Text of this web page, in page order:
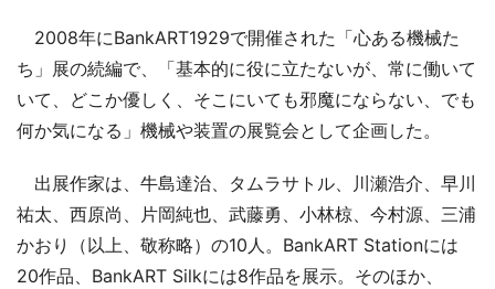
2008年にBankART1929で開催された「心ある機械た
ち」展の続編で、「基本的に役に立たないが、常に働いて
いて、どこか優しく、そこにいても邪魔にならない、でも
何か気になる」機械や装置の展覧会として企画した。
出展作家は、牛島達治、タムラサトル、川瀬浩介、早川
祐太、西原尚、片岡純也、武藤勇、小林椋、今村源、三浦
かおり（以上、敬称略）の10人。BankART Stationには
20作品、BankART Silkには8作品を展示。そのほか、